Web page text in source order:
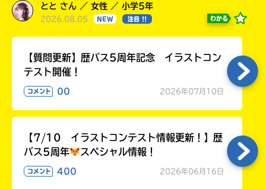
とと さん ／ 女性 ／ 小学5年
2026.08.05 NEW 注目 !! わかる
【質問更新】歴バス5周年記念 イラストコン
テスト開催！
コメント 00 2026年07月10日
【7/10 イラストコンテスト情報更新！】歴
バス5周年
スペシャル情報！
コメント 400 2026年06月16日